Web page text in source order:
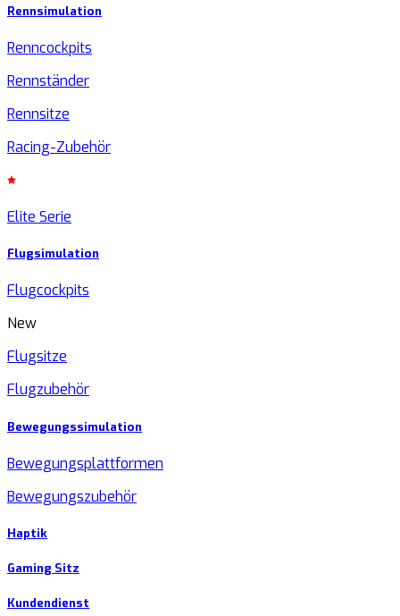
Rennsimulation
Renncockpits
Rennständer
Rennsitze
Racing-Zubehör
Elite Serie
Flugsimulation
Flugcockpits
New
Flugsitze
Flugzubehör
Bewegungssimulation
Bewegungsplattformen
Bewegungszubehör
Haptik
Gaming Sitz
Kundendienst